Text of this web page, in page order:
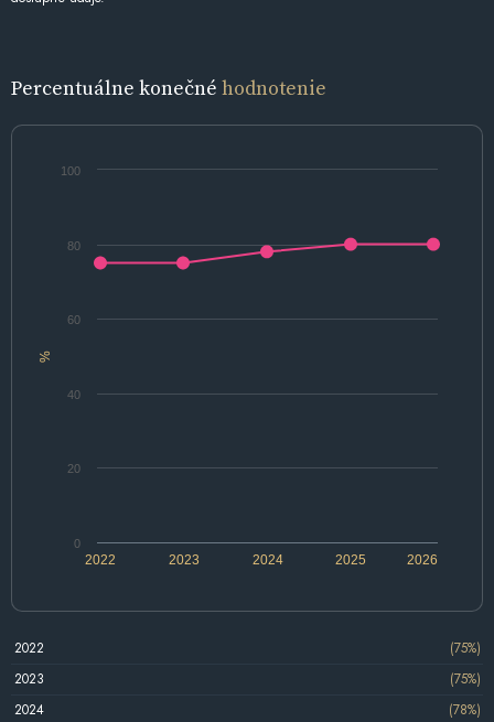
Percentuálne konečné hodnotenie
%
2022 2024 2026
2023 2025
0
20
40
60
80
100
2022
(75%)
2023
(75%)
2024
(78%)